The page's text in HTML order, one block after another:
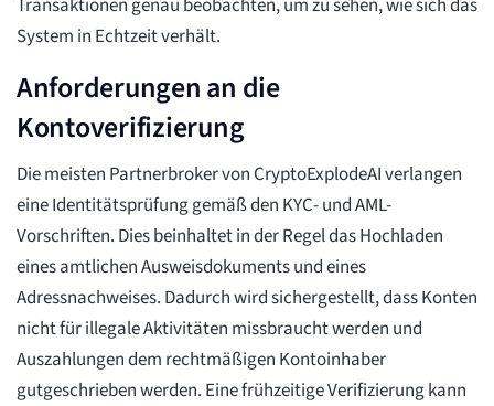
Transaktionen genau beobachten, um zu sehen, wie sich das
System in Echtzeit verhält.
Anforderungen an die
Kontoverifizierung
Die meisten Partnerbroker von CryptoExplodeAI verlangen
eine Identitätsprüfung gemäß den KYC- und AML-
Vorschriften. Dies beinhaltet in der Regel das Hochladen
eines amtlichen Ausweisdokuments und eines
Adressnachweises. Dadurch wird sichergestellt, dass Konten
nicht für illegale Aktivitäten missbraucht werden und
Auszahlungen dem rechtmäßigen Kontoinhaber
gutgeschrieben werden. Eine frühzeitige Verifizierung kann